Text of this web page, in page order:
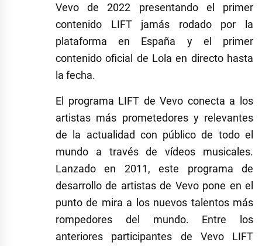
Vevo
de 2022 presentando el primer
contenido LIFT jamás rodado por la
plataforma en España y el primer
contenido oficial de Lola en directo hasta
la fecha.
El programa LIFT de Vevo conecta a los
artistas más prometedores y relevantes
de la actualidad con público de todo el
mundo a través de vídeos musicales.
Lanzado en 2011, este programa de
desarrollo de artistas de Vevo pone en el
punto de mira a los nuevos talentos más
rompedores del mundo. Entre los
anteriores participantes de Vevo LIFT